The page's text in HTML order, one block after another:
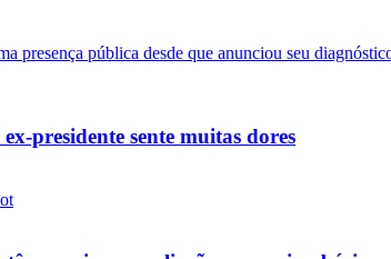
presidente sente muitas dores